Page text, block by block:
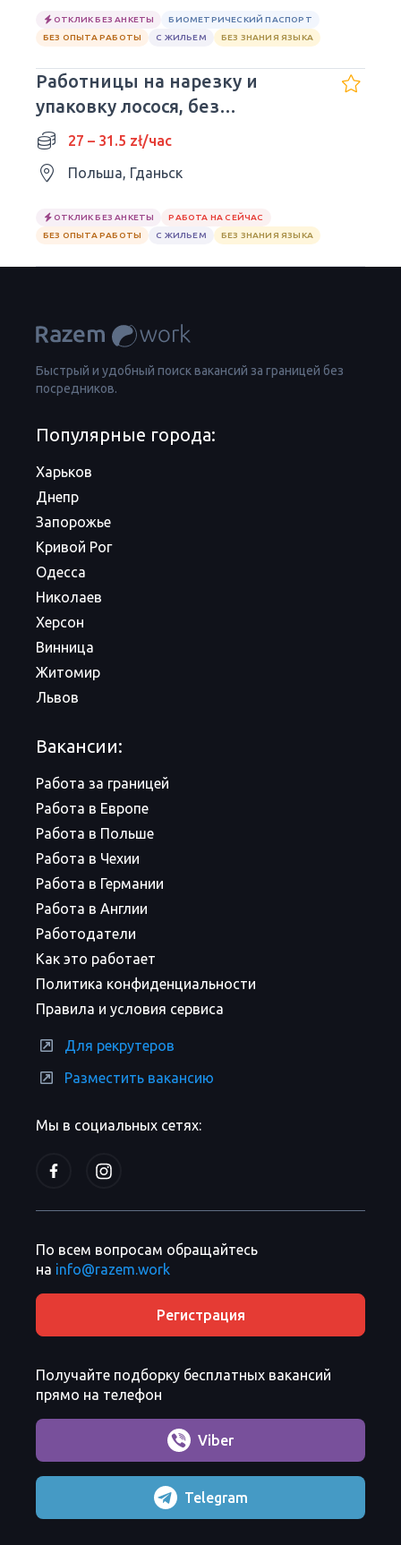
ОТКЛИК БЕЗ АНКЕТЫ
БИОМЕТРИЧЕСКИЙ ПАСПОРТ
БЕЗ ОПЫТА РАБОТЫ
С ЖИЛЬЕМ БЕЗ ЗНАНИЯ ЯЗЫКА
Работницы на нарезку и
упаковку лосося, без
патрошения рыбы
27 – 31.5 zł/час
Польша, Гданьск
ОТКЛИК БЕЗ АНКЕТЫ
РАБОТА НА СЕЙЧАС
БЕЗ ОПЫТА РАБОТЫ
С ЖИЛЬЕМ БЕЗ ЗНАНИЯ ЯЗЫКА
Быстрый и удобный поиск вакансий за границей без
посредников.
Мы в социальных сетях:
Популярные города:
Харьков
Днепр
Запорожье
Кривой Рог
Одесса
Николаев
Херсон
Винница
Житомир
Львов
Вакансии:
Работа за границей
Работа в Европе
Работа в Польше
Работа в Чехии
Работа в Германии
Работа в Англии
Работодатели
Как это работает
Политика конфиденциальности
Правила и условия сервиса
Для рекрутеров
Разместить вакансию
По всем вопросам обращайтесь
на info@razem.work
Регистрация
Получайте подборку бесплатных вакансий
прямо на телефон
Viber
Telegram